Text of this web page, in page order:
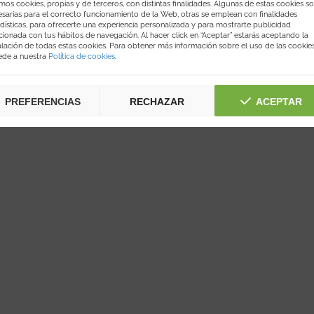
cookies, propias y de terceros, con distintas finalidades. Algunas de estas cookies
para el correcto funcionamiento de la Web, otras se emplean con finalidades
para ofrecerte una experiencia personalizada y para mostrarte publicidad
con tus hábitos de navegación. Al hacer click en “Aceptar” estarás aceptando la
de todas estas cookies. Para obtener más información sobre el uso de las
a nuestra Política de cookies.
ACEPTAR
RECHAZAR
PREFERENCIAS